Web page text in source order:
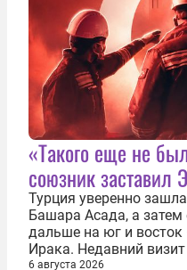
«Такого еще не
союзник заставил
Турция уверенно
Башара Асада, а затем
дальше на юг и
Ирака. Недавний
Анкару, договоры об
6 августа 2026